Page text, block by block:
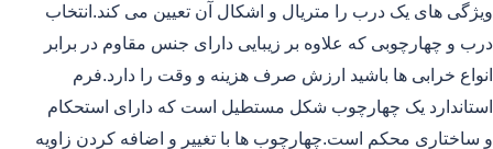
ویژگی های یک درب را متریال و اشکال آن تعیین می کند.انتخاب
درب و چهارچوبی که علاوه بر زیبایی دارای جنس مقاوم در برابر
انواع خرابی ها باشید ارزش صرف هزینه و وقت را دارد.فرم
استاندارد یک چهارچوب شکل مستطیل است که دارای استحکام
و ساختاری محکم است.چهارچوب ها با تغییر و اضافه کردن زاویه